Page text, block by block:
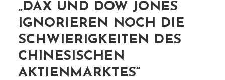
„DAX UND DOW JONES
IGNORIEREN NOCH DIE
SCHWIERIGKEITEN DES
CHINESISCHEN
AKTIENMARKTES“